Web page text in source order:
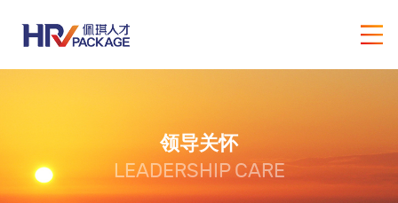
领导关怀
LEADERSHIP CARE